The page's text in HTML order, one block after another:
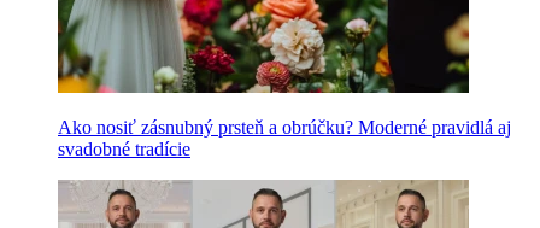
Ako nosiť zásnubný prsteň a obrúčku? Moderné pravidlá aj
svadobné tradície